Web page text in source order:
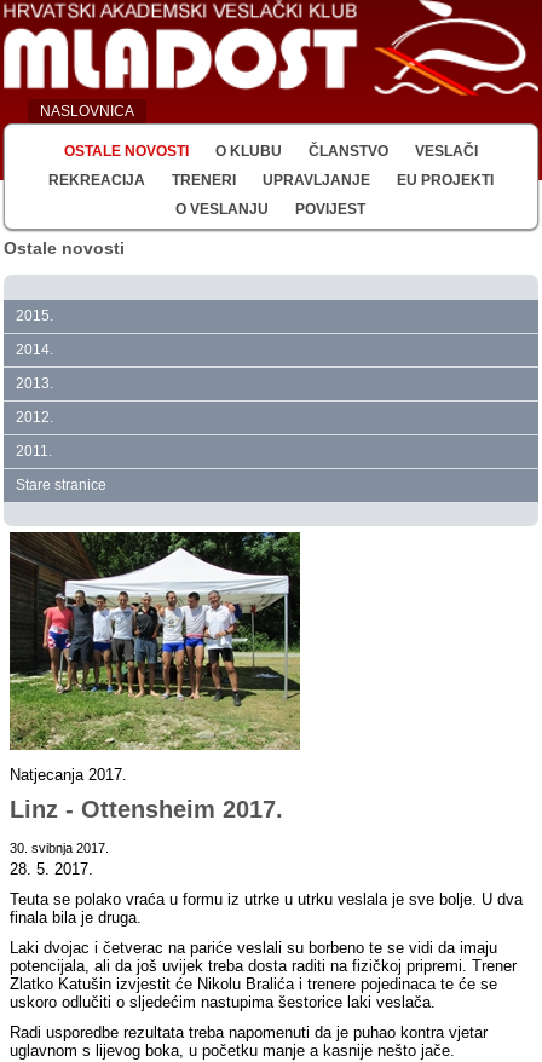
NASLOVNICA
OSTALE NOVOSTI O KLUBU ČLANSTVO
VESLAČI
REKREACIJA
TRENERI UPRAVLJANJE
EU PROJEKTI
O VESLANJU
POVIJEST
Ostale novosti
2015.
2014.
2013.
2012.
2011.
Stare stranice
Natjecanja 2017.
Linz - Ottensheim 2017.
30. svibnja 2017.
28. 5. 2017.
Teuta se polako vraća u formu iz utrke u utrku veslala je sve bolje. U dva
finala bila je druga.
Laki dvojac i četverac na pariće veslali su borbeno te se vidi da imaju
potencijala, ali da još uvijek treba dosta raditi na fizičkoj pripremi. Trener
Zlatko Katušin izvjestit će Nikolu Bralića i trenere pojedinaca te će se
uskoro odlučiti o sljedećim nastupima šestorice laki veslača.
Radi usporedbe rezultata treba napomenuti da je puhao kontra vjetar
uglavnom s lijevog boka, u početku manje a kasnije nešto jače.